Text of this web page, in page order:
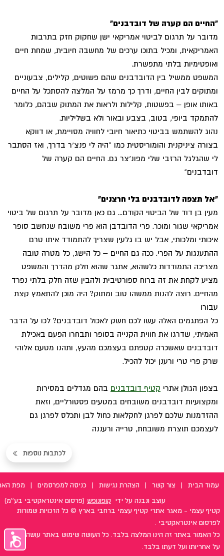
"החיים הם קערה של דובדבנים"
מדובר על תרגום לביטוי אמריקאי ישן שחקוק חזק בתרבות
האמריקאית, ומכיל בתוכו ערכים של מחשבה חיובית, שמחת חיים
ואופטימיות בלתי מתפשרת.
המשפט ממשיל בין הדובדבנים שהם פשוטים, קלילים, צבעוניים
ומתוקים לבין החיים, ודרך כך מרמז על המלצה להסתכל על החיים
באותו אופן – בפשטות, קלילות ולראות את המתוק שבהם, כלומר
להתמקד ביופי, בטוב, בצבע ובאור ולא בשליליות.
נהוג להשתמש בביטוי כתיאור חיובי לחוויה מסויימת, או דווקא
בצורה ציניקנית והומוריסטית כמו "היה לי פנצ'ר בדרך, ואז הסתבר
לי שהגלגל הרזבי שלי מפונ'צר גם. החיים הם קערה של
דובדבנים"
"אל תצפה לדובדבנים בלי חרצנים"
מעין בן דוד של הביטוי הקודם... גם כאן מדובר על תרגום של ביטוי
אמריקאי שגור ומוכר. פרי הדובדבן הוא פרי משובח שנחשב סופר
איכותי ומלכותי, אבל יש בו גלעין שצריך להתמודד איתו טרם
ההתענגות על הפרי. ככה גם החיים – כל הישג, כל מטרה טובה
מצריכה התמודדות כלשהוא, אתגר שהוא חלק מהדרך והמשפט
מציע לקחת את זה ברוח ספורטיבית ולהבין שזה חלק בלתי נפרד
מהחיים. רוצה להנות ממשהו טוב ומתוק? היה מוכן להתאמץ קצת
עבורו
כל הפתגמים האלה עשו לכם חשק לאכול דובדבנים? לכו על הדבר
האמיתי, שדרגו את חווית הקנייה בסופר ותבחרו הפעם באכילת
דובדבנים שאשכרה קטפתם בעצמכם מהעץ, ותהנו מטעם אלוהי
שרק פרי טרי ורענן יכול להכיל.
בצפון הגולן אתרי קטיף דובדבנים בהם מגדלים במסירות
ומקצועיות דובדבנים משובחים במטעים פסטורליים, וזאת
ההזדמנות שלכם לפרגן לחקלאות כחול לבן ותכלס לפרגן גם
לעצמכם תוצרת משובחת, טרייה ורעננה
לכתבות נוספות
עמוד הבית | צור קשר | הצהרת נגישות | כניסה למפרסמים |
מפת
עוצב ונבנה על ידי קופונופש (פרסום אינטראקטיבי בע''מ)
קטיף עצמי - מאגר אתרי קטיף עצמי ברחבי בארץ © כל הזכויות שמורות
לפרסום אינטראקטיבי .
כל האמור באתר זה הינו המלצה בלבד. כל העושה שימוש באתר עושה זאת
על אחריותו ועל דעתו בלבד.